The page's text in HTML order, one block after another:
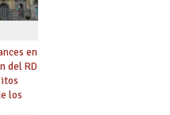
en
del RD
los